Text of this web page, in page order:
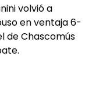
volvió a
en ventaja 6-
de Chascomús